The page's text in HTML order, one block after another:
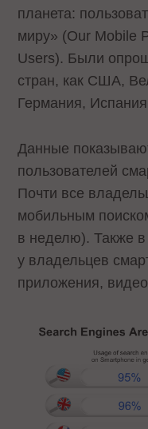
планета:
миру» (Our Mobile
Users). Были
стран, как США,
Германия,
Данные
пользователей
Почти все
мобильным
в неделю). Также
у владельцев
приложения,